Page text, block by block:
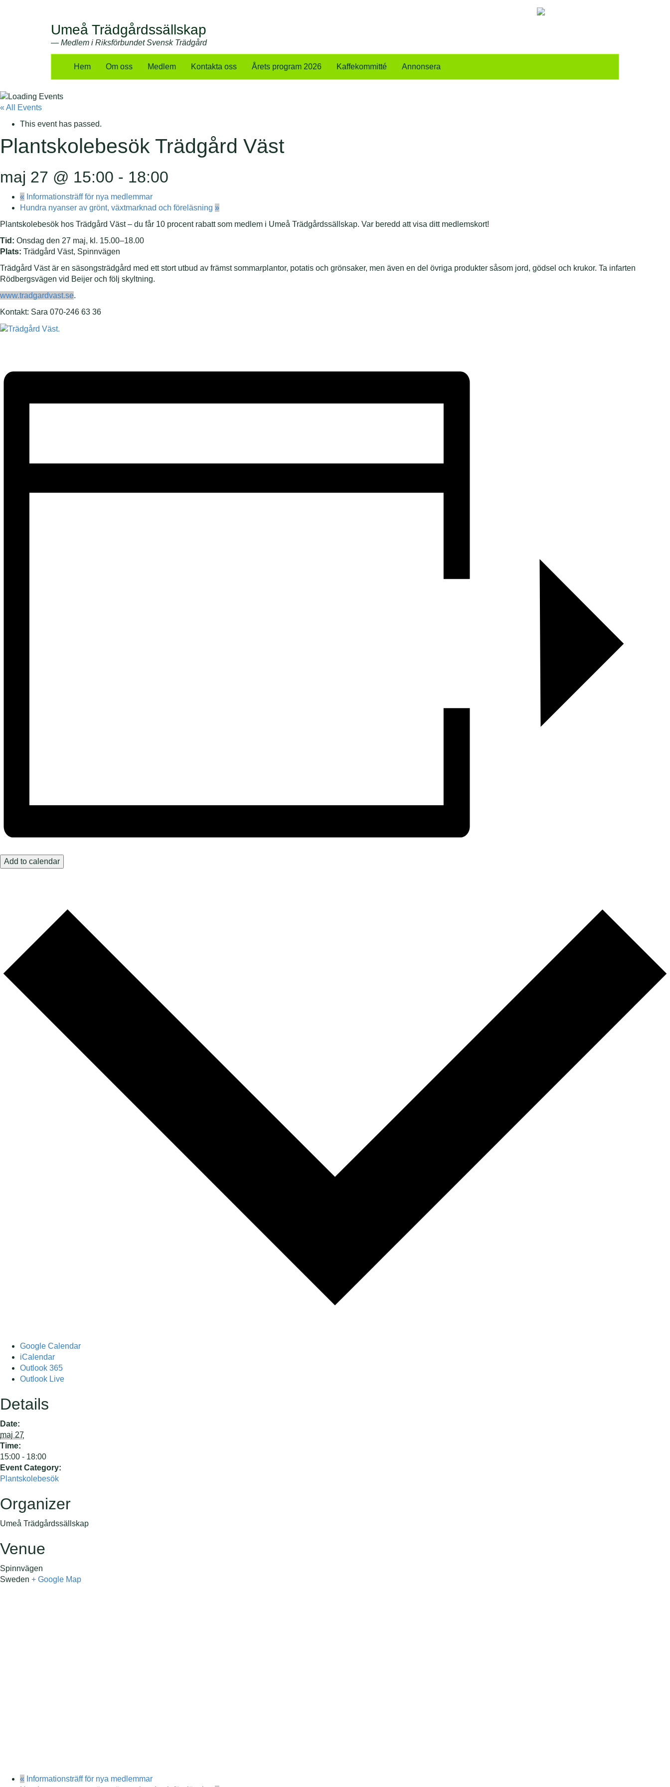
Umeå Trädgårdssällskap
— Medlem i Riksförbundet Svensk Trädgård
Hem Om oss Medlem Kontakta oss Årets program 2026 Kaffekommitté Annonsera
« All Events
This event has passed.
Plantskolebesök Trädgård Väst
maj 27 @ 15:00 - 18:00
« Informationsträff för nya medlemmar
Hundra nyanser av grönt, växtmarknad och föreläsning »
Plantskolebesök hos Trädgård Väst – du får 10 procent rabatt som medlem i Umeå Trädgårdssällskap. Var beredd att visa ditt medlemskort!
Tid: Onsdag den 27 maj, kl. 15.00–18.00
Plats: Trädgård Väst, Spinnvägen
Trädgård Väst är en säsongsträdgård med ett stort utbud av främst sommarplantor, potatis och grönsaker, men även en del övriga produkter såsom jord, gödsel och krukor. Ta infarten
Rödbergsvägen vid Beijer och följ skyltning.
www.tradgardvast.se.
Kontakt: Sara 070-246 63 36
Add to calendar
Google Calendar
iCalendar
Outlook 365
Outlook Live
Details
Date:
maj 27
Time:
15:00 - 18:00
Event Category:
Plantskolebesök
Organizer
Umeå Trädgårdssällskap
Venue
Spinnvägen
Sweden + Google Map
« Informationsträff för nya medlemmar